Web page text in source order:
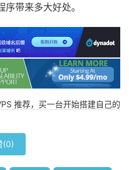
带来多大好处。
推荐，买一台开始搭建自己的
(0)